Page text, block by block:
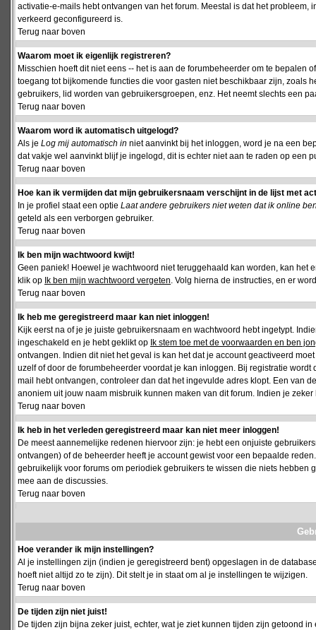
activatie-e-mails hebt ontvangen van het forum. Meestal is dat het
verkeerd geconfigureerd is.
Terug naar boven
Waarom moet ik eigenlijk registreren?
Misschien hoeft dit niet eens -- het is aan de forumbeheerder om te bepalen
toegang tot bijkomende functies die voor gasten niet beschikbaar zijn,
gebruikers, lid worden van gebruikersgroepen, enz. Het neemt slechts een
Terug naar boven
Waarom word ik automatisch uitgelogd?
Als je Log mij automatisch in niet aanvinkt bij het inloggen, word je na een
dat vakje wel aanvinkt blijf je ingelogd, dit is echter niet aan te raden op een
Terug naar boven
Hoe kan ik vermijden dat mijn gebruikersnaam verschijnt in de lijst met
In je profiel staat een optie Laat andere gebruikers niet weten dat ik online
geteld als een verborgen gebruiker.
Terug naar boven
Ik ben mijn wachtwoord kwijt!
Geen paniek! Hoewel je wachtwoord niet teruggehaald kan worden, kan
klik op Ik ben mijn wachtwoord vergeten. Volg hierna de instructies, en er
Terug naar boven
Ik heb me geregistreerd maar kan niet inloggen!
Kijk eerst na of je je juiste gebruikersnaam en wachtwoord hebt ingetypt.
ingeschakeld en je hebt geklikt op Ik stem toe met de voorwaarden en ben
ontvangen. Indien dit niet het geval is kan het dat je account geactiveerd
uzelf of door de forumbeheerder voordat je kan inloggen. Bij registratie
mail hebt ontvangen, controleer dan dat het ingevulde adres klopt. Een van
anoniem uit jouw naam misbruik kunnen maken van dit forum. Indien je
Terug naar boven
Ik heb in het verleden geregistreerd maar kan niet meer inloggen!
De meest aannemelijke redenen hiervoor zijn: je hebt een onjuiste
ontvangen) of de beheerder heeft je account gewist voor een bepaalde
gebruikelijk voor forums om periodiek gebruikers te wissen die niets
mee aan de discussies.
Terug naar boven
Hoe verander ik mijn instellingen?
Al je instellingen zijn (indien je geregistreerd bent) opgeslagen in de
hoeft niet altijd zo te zijn). Dit stelt je in staat om al je instellingen te wijzigen.
Terug naar boven
De tijden zijn niet juist!
De tijden zijn bijna zeker juist, echter, wat je ziet kunnen tijden zijn getoond